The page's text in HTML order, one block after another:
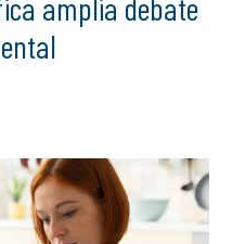
amplia debate